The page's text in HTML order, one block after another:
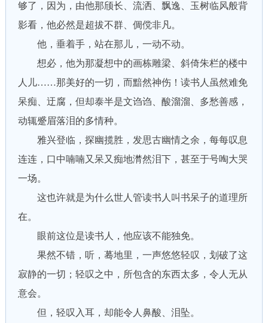
够了，因为，由他那颀长、流洒、飘逸、玉树临风般背
影看，他必然是超拔不群、倜傥非凡。
他，垂着手，站在那儿，一动不动。
想必，他为那凝想中的画栋雕梁、斜倚朱栏的楼中
人儿……那美好的一切，而黯然神伤！读书人虽然难免
呆痴、迂腐，但却泰半是文诌诌、酸溜溜、多愁善感，
动辄蹙眉落泪的多情种。
雅兴登临，探幽揽胜，发思古幽情之余，每每叹息
连连，口中喃喃又呆又痴地潸然泪下，甚至于号啕大哭
一场。
这也许就是为什么世人管读书人叫书呆子的道理所
在。
眼前这位是读书人，他应该不能独免。
果然不错，听，蓦地里，一声悠悠轻叹，划破了这
寂静的一切；轻叹之中，所包含的东西太多，令人无从
意会。
但，轻叹入耳，却能令人鼻酸、泪坠。